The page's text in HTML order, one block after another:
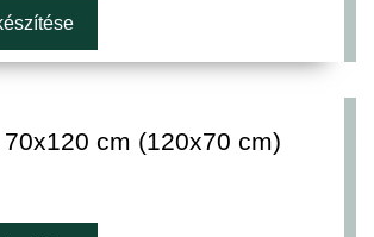
cm (120x70 cm)